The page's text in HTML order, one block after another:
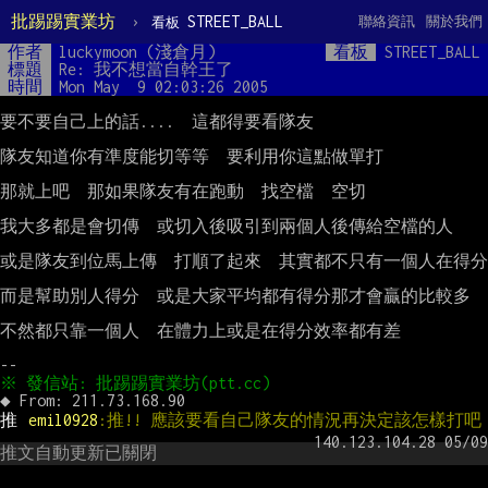
批踢踢實業坊 › 看板 STREET_BALL 關於我們
聯絡資訊
作者 luckymoon (淺倉月) 看板
STREET_BALL
標題
Re: 我不想當自幹王了
時間
Mon May  9 02:03:26 2005
要不要自己上的話....  這都得要看隊友
隊友知道你有準度能切等等  要利用你這點做單打
那就上吧  那如果隊友有在跑動  找空檔  空切
我大多都是會切傳  或切入後吸引到兩個人後傳給空檔的人
或是隊友到位馬上傳  打順了起來  其實都不只有一個人在得分
而是幫助別人得分  或是大家平均都有得分那才會贏的比較多
不然都只靠一個人  在體力上或是在得分效率都有差
推
emil0928 :推!! 應該要看自己隊友的情況再決定該怎樣打吧
推文自動更新已關閉